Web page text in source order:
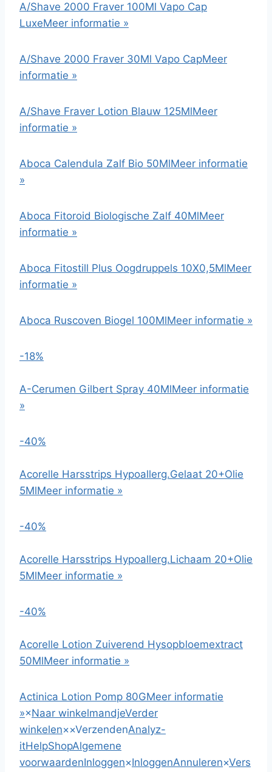
A/Shave 2000 Fraver 100Ml Vapo Cap
LuxeMeer informatie »
A/Shave 2000 Fraver 30Ml Vapo CapMeer
informatie »
A/Shave Fraver Lotion Blauw 125MlMeer
informatie »
Aboca Calendula Zalf Bio 50MlMeer informatie
»
Aboca Fitoroid Biologische Zalf 40MlMeer
informatie »
Aboca Fitostill Plus Oogdruppels 10X0,5MlMeer
informatie »
Aboca Ruscoven Biogel 100MlMeer informatie »
-18%
A-Cerumen Gilbert Spray 40MlMeer informatie
»
-40%
Acorelle Harsstrips Hypoallerg.Gelaat 20+Olie
5MlMeer informatie »
-40%
Acorelle Harsstrips Hypoallerg.Lichaam 20+Olie
5MlMeer informatie »
-40%
Acorelle Lotion Zuiverend Hysopbloemextract
50MlMeer informatie »
Actinica Lotion Pomp 80GMeer informatie
»×Naar winkelmandjeVerder
winkelen××VerzendenAnalyz-
itHelpShopAlgemene
voorwaardenInloggen×InloggenAnnuleren×Vers